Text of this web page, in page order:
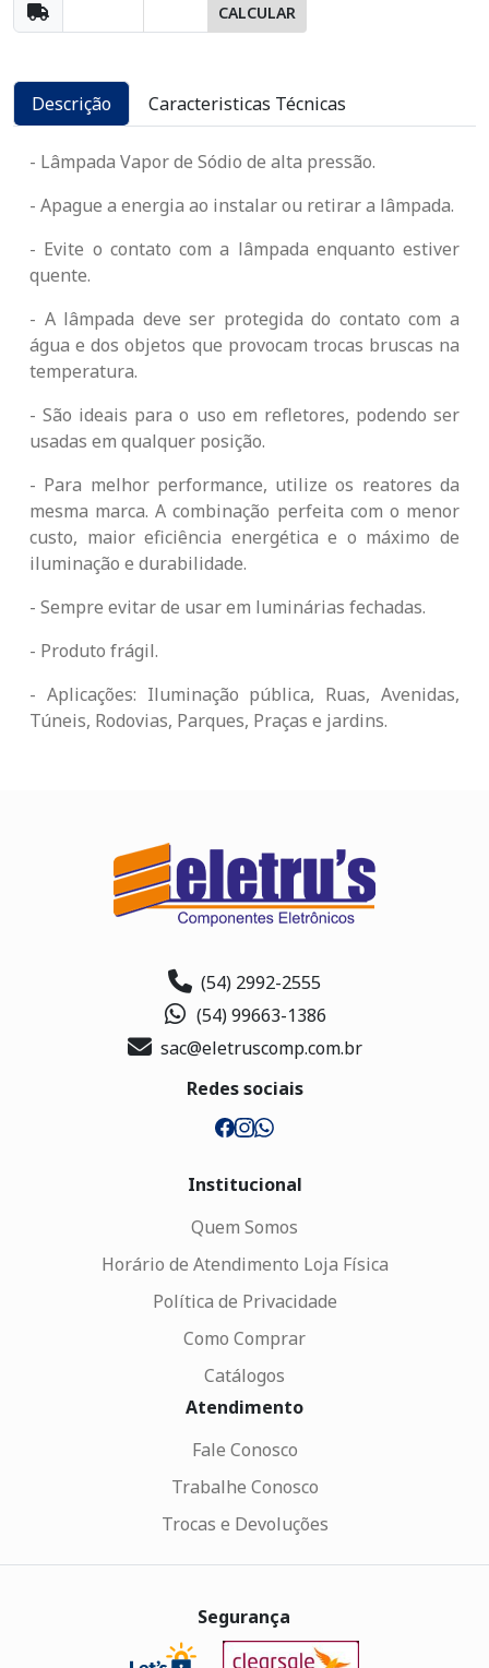
CALCULAR
Descrição Caracteristicas Técnicas
- Lâmpada Vapor de Sódio de alta pressão.
- Apague a energia ao instalar ou retirar a lâmpada.
- Evite o contato com a lâmpada enquanto estiver
quente.
- A lâmpada deve ser protegida do contato com a
água e dos objetos que provocam trocas bruscas na
temperatura.
-São ideais para o uso em refletores, podendo ser
usadas em qualquer posição.
- Para melhor performance, utilize os reatores da
mesma marca. A combinação perfeita com o menor
custo, maior eficiência energética e o máximo de
iluminação e durabilidade.
- Sempre evitar de usar em luminárias fechadas.
- Produto frágil.
- Aplicações: Iluminação pública, Ruas, Avenidas,
Túneis, Rodovias, Parques, Praças e jardins.
(54) 2992-2555
(54) 99663-1386
sac@eletruscomp.com.br
Redes sociais
Institucional
Quem Somos
Horário de Atendimento Loja Física
Política de Privacidade
Como Comprar
Catálogos
Atendimento
Fale Conosco
Trabalhe Conosco
Trocas e Devoluções
Segurança